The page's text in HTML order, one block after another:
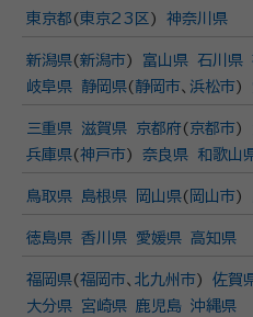
東京都 ( 東京23区 ) 神奈川県
新潟県(新潟市) 富山県 石川県
岐阜県
静岡県( 静岡市、 浜松市)
三重県 滋賀県 京都府( 京都市)
兵庫県(神戸市) 奈良県 和歌山
鳥取県 島根県 岡山県( 岡山市)
徳島県 香川県 愛媛県 高知県
福岡県(福岡市、 北九州市) 佐賀
大分県
宮崎県 鹿児島 沖縄県